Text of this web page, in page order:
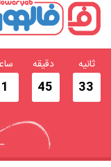
32
ثانیه
45
دقیقه
1